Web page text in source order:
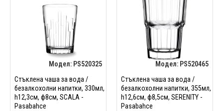
Модел: PS520325
Стъклена чаша за вода /
безалкохолни напитки, 330мл,
h12,3см, ф8см, SCALA -
Pasabahce
Модел: PS520465
Стъклена чаша за вода /
безалкохолни напитки, 355мл,
h12,6см, ф8,5см, SERENITY -
Pasabahce